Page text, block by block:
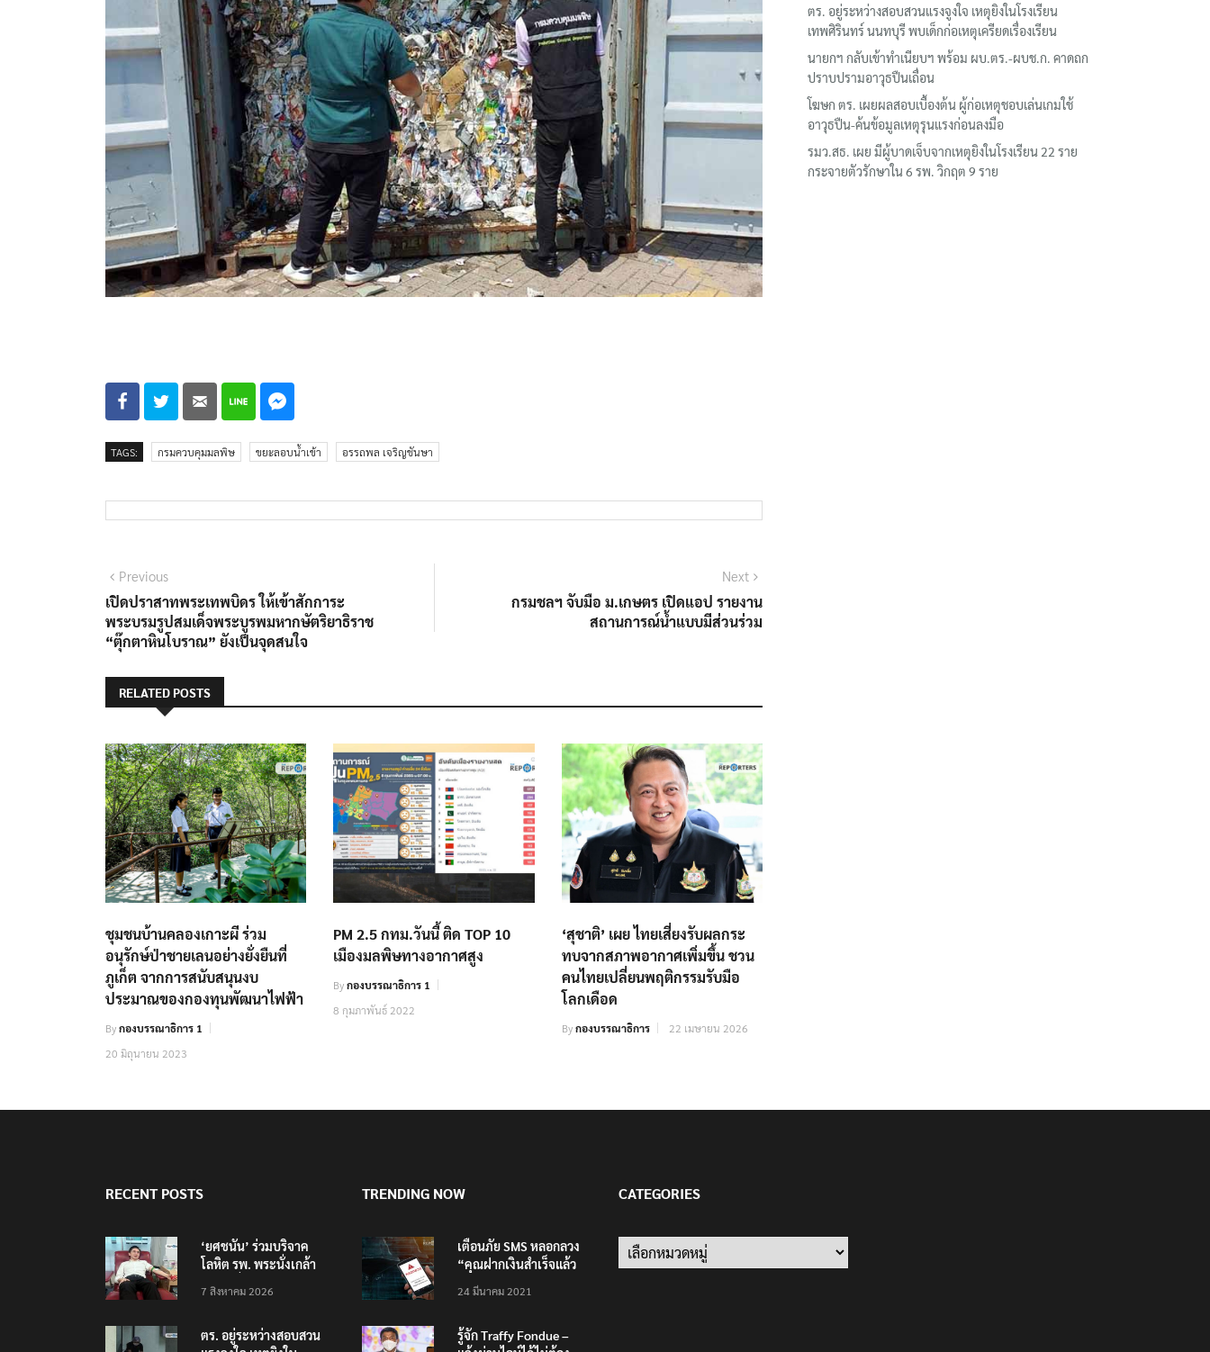
TAGS: กรมควบคุมมลพิษ ขยะลอบน้ำเข้า อรรถพล เจริญชันษา
แนะแนว
เรื่อง
PreviousPrevious
post:
เปิดปราสาทพระเทพบิดร ให้เข้าสักการะ
พระบรมรูปสมเด็จพระบูรพมหากษัตริยาธิราช
“ตุ๊กตาหินโบราณ” ยังเป็นจุดสนใจ
Next
post:
กรมชลฯ จับมือ ม.เกษตร เปิดแอป รายงาน
สถานการณ์น้ำแบบมีส่วนร่วม
RELATED POSTS
ชุมชนบ้านคลองเกาะผี ร่วม
อนุรักษ์ป่าชายเลนอย่างยั่งยืนที่
ภูเก็ต จากการสนับสนุนงบ
ประมาณของกองทุนพัฒนาไฟฟ้า
Byกองบรรณาธิการ 1
20 มิถุนายน 2023
PM 2.5 กทม.วันนี้ ติด TOP 10
เมืองมลพิษทางอากาศสูง
Byกองบรรณาธิการ 1
8 กุมภาพันธ์ 2022
‘สุชาติ’ เผย ไทยเสี่ยงรับผลกระ
ทบจากสภาพอากาศเพิ่มขึ้น ชวน
คนไทยเปลี่ยนพฤติกรรมรับมือ
โลกเดือด
Byกองบรรณาธิการ 22 เมษายน 2026
ตร. อยู่ระหว่างสอบสวนแรงจูงใจ เหตุยิงในโรงเรียน
เทพศิรินทร์ นนทบุรี พบเด็กก่อเหตุเครียดเรื่องเรียน
นายกฯ กลับเข้าทำเนียบฯ พร้อม ผบ.ตร.-ผบช.ก. คาดถก
ปราบปรามอาวุธปืนเถื่อน
โฆษก ตร. เผยผลสอบเบื้องต้น ผู้ก่อเหตุชอบเล่นเกมใช้
อาวุธปืน-ค้นข้อมูลเหตุรุนแรงก่อนลงมือ
รมว.สธ. เผย มีผู้บาดเจ็บจากเหตุยิงในโรงเรียน 22 ราย
กระจายตัวรักษาใน 6 รพ. วิกฤต 9 ราย
RECENT POSTS
‘ยศชนัน’ ร่วมบริจาค
โลหิต รพ. พระนั่งเกล้า
เทพศิรินทร์ นนทบุรี
7 สิงหาคม 2026
ตร. อยู่ระหว่างสอบสวน
TRENDING NOW
เตือนภัย SMS หลอกลวง
“คุณฝากเงินสำเร็จแล้ว
200,000 บาท”
24 มีนาคม 2021
รู้จัก Traffy Fondue –
CATEGORIES
Categories